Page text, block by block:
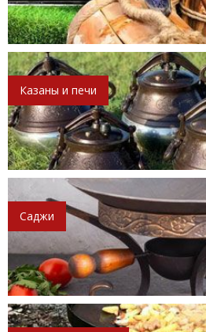
Казаны и печи
Саджи